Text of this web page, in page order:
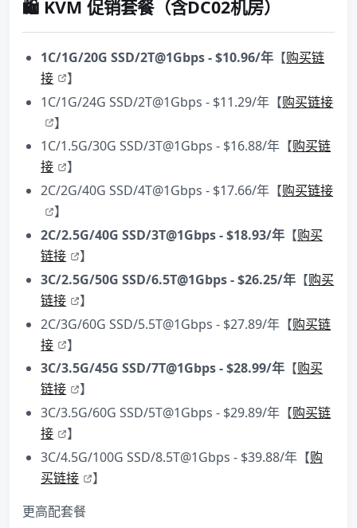
🛍 KVM 促销套餐（含DC02机房）
1C/1G/20G SSD/2T@1Gbps - $10.96/年 【购买链
接
】
1C/1G/24G SSD/2T@1Gbps - $11.29/年【购买链接
】
1C/1.5G/30G SSD/3T@1Gbps - $16.88/年【购买链
接
】
2C/2G/40G SSD/4T@1Gbps - $17.66/年【购买链接
】
2C/2.5G/40G SSD/3T@1Gbps - $18.93/年 【购买
链接
】
3C/2.5G/50G SSD/6.5T@1Gbps - $26.25/年 【购买
链接
】
2C/3G/60G SSD/5.5T@1Gbps - $27.89/年【购买链
接
】
3C/3.5G/45G SSD/7T@1Gbps - $28.99/年 【购买
链接
】
3C/3.5G/60G SSD/5T@1Gbps - $29.89/年【购买链
接
】
3C/4.5G/100G SSD/8.5T@1Gbps - $39.88/年【购
买链接
】
更高配套餐